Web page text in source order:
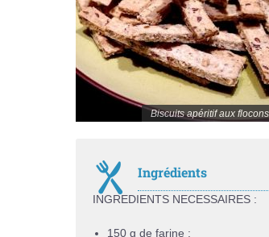
Biscuits apéritif aux
Ingrédients
INGREDIENTS NECESSAIRES :
150 g de farine ;